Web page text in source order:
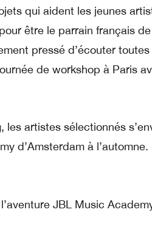
qui aident les jeunes
être le parrain français
pressé d’écouter
de workshop à Paris
les artistes sélectionnés
d’Amsterdam à l’automne.
JBL Music